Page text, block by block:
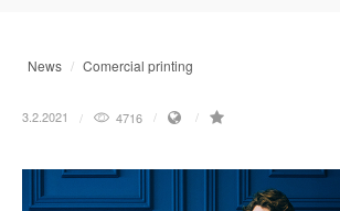
News Comercial printing
3.2.2021 4716